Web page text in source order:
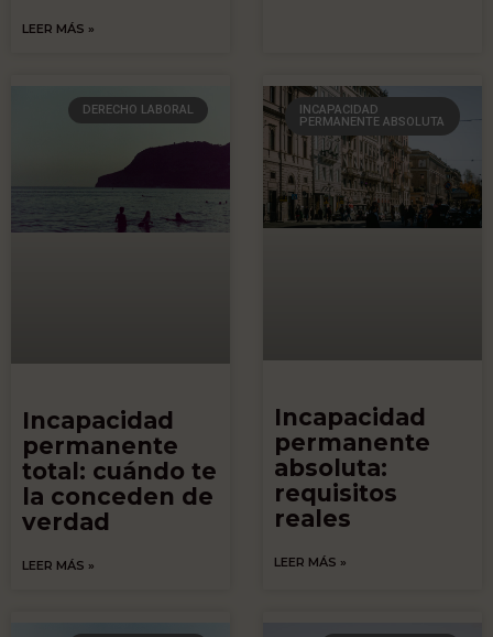
LEER MÁS »
DERECHO LABORAL
Incapacidad
permanente
total: cuándo te
la conceden de
verdad
LEER MÁS »
INCAPACIDAD
PERMANENTE ABSOLUTA
Incapacidad
permanente
absoluta:
requisitos
reales
LEER MÁS »